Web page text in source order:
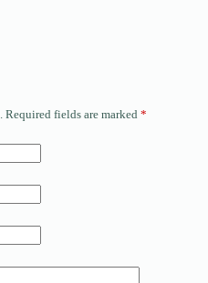
Required fields are marked *